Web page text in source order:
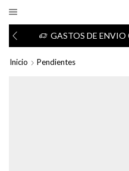
GASTOS DE ENVIO
Inicio Pendientes